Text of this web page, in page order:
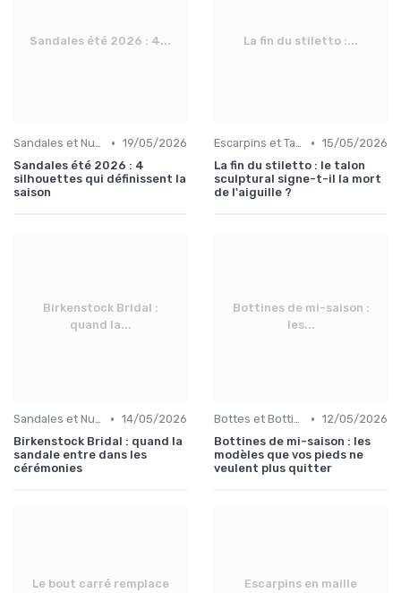
Sandales été 2026 : 4...
Sandales et Nu-pieds • 19/05/2026
Sandales été 2026 : 4
silhouettes qui définissent la
saison
La fin du stiletto :...
Escarpins et Talons • 15/05/2026
La fin du stiletto : le talon
sculptural signe-t-il la mort
de l'aiguille ?
Birkenstock Bridal :
quand la...
Sandales et Nu-pieds • 14/05/2026
Birkenstock Bridal : quand la
sandale entre dans les
cérémonies
Bottines de mi-saison :
les...
Bottes et Bottines • 12/05/2026
Bottines de mi-saison : les
modèles que vos pieds ne
veulent plus quitter
Le bout carré remplace
Escarpins en maille